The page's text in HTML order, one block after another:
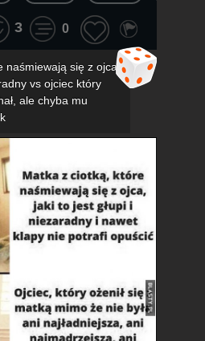
3 0
naśmiewają się z ojca,
vs ojciec który
ale chyba mu